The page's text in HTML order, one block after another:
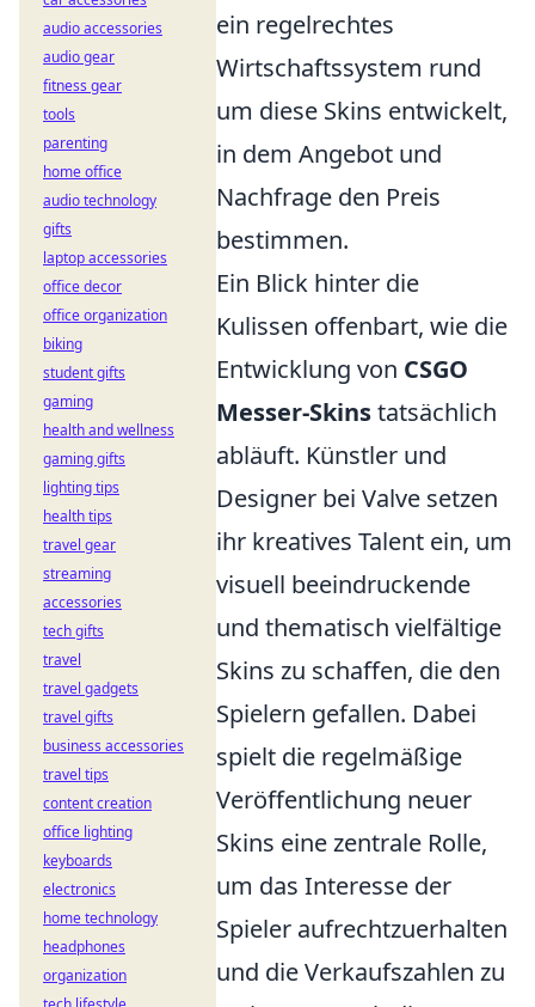
ein regelrechtes
Wirtschaftssystem rund
um diese Skins entwickelt,
in dem Angebot und
Nachfrage den Preis
bestimmen.
Ein Blick hinter die
Kulissen offenbart, wie die
Entwicklung von CSGO
Messer-Skinstatsächlich
abläuft. Künstler und
Designer bei Valve setzen
ihr kreatives Talent ein, um
visuell beeindruckende
und thematisch vielfältige
Skins zu schaffen, die den
Spielern gefallen. Dabei
spielt die regelmäßige
Veröffentlichung neuer
Skins eine zentrale Rolle,
um das Interesse der
Spieler aufrechtzuerhalten
und die Verkaufszahlen zu
audio accessories
audio gear
fitness gear
tools
parenting
home office
audio technology
gifts
laptop accessories
office decor
office organization
biking
student gifts
gaming
health and wellness
gaming gifts
lighting tips
health tips
travel gear
streaming
accessories
tech gifts
travel
travel gadgets
travel gifts
business accessories
travel tips
content creation
office lighting
keyboards
electronics
home technology
headphones
organization